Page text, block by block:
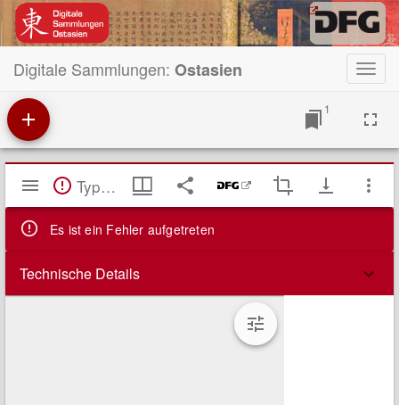
Digitale Sammlungen: Ostasien
1
Mirador
Viewer TypeError: Failed to fetch
Es ist ein Fehler aufgetreten
Technische Details